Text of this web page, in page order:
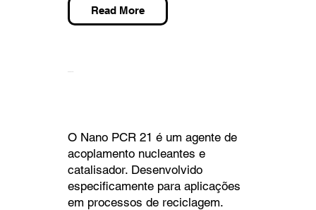
Read More
O Nano PCR 21 é um agente de
acoplamento nucleantes e
catalisador. Desenvolvido
especificamente para aplicações
em processos de reciclagem.